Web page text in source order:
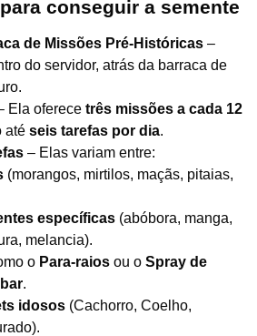
conseguir a semente
de Missões Pré-Históricas –
do servidor, atrás da barraca de
Ela oferece três missões a cada 12
até seis tarefas por dia.
– Elas variam entre:
(morangos, mirtilos, maçãs, pitaias,
específicas (abóbora, manga,
melancia).
o Para-raios ou o Spray de
.
idosos (Cachorro, Coelho,